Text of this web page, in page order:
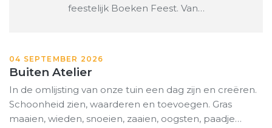
feestelijk Boeken Feest. Van…
04 SEPTEMBER 2026
Buiten Atelier
In de omlijsting van onze tuin een dag zijn en creëren.
Schoonheid zien, waarderen en toevoegen. Gras
maaien, wieden, snoeien, zaaien, oogsten, paadje…